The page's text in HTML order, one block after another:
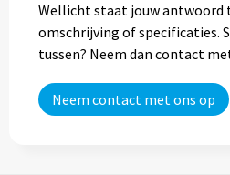
Wellicht staat jouw antwoord
omschrijving of specificaties.
tussen? Neem dan contact
Neem contact met ons op